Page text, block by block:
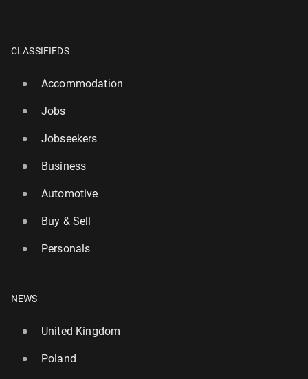
CLASSIFIEDS
Accommodation
Jobs
Jobseekers
Business
Automotive
Buy & Sell
Personals
NEWS
United Kingdom
Poland